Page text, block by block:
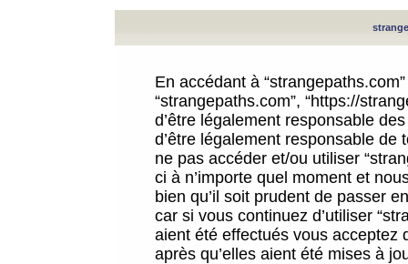
En accédant à
“strangepaths.com”, “https://
d’être légalement responsable
d’être légalement responsable
ne pas accéder et/ou utiliser
ci à n’importe quel moment et
bien qu’il soit prudent de passer
car si vous continuez d’utiliser
aient été effectués vous acceptez
après qu’elles aient été mises à